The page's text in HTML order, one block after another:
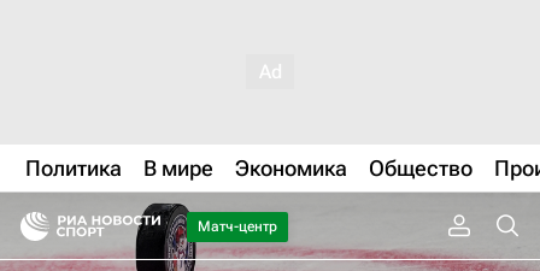
Политика В мире Экономика Общество
Матч-центр